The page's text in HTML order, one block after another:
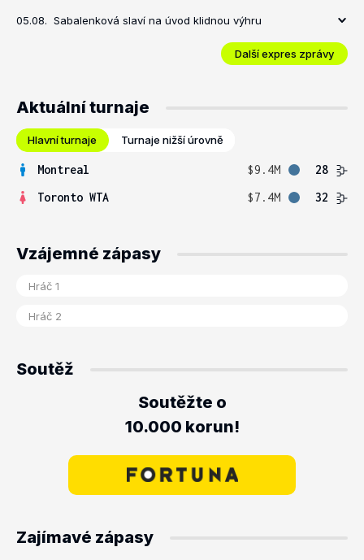
05.08. Sabalenková slaví na úvod klidnou výhru
Další expres zprávy
Aktuální turnaje
Hlavní turnaje Turnaje nižší úrovně
Montreal $9.4M
28
Toronto WTA
$7.4M 32
Vzájemné zápasy
Soutěž
Soutěžte o
10.000 korun!
Zajímavé zápasy